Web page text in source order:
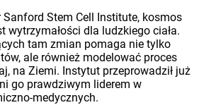
Stem Cell Institute, kosmos
wytrzymałości dla ludzkiego ciała.
tam zmian pomaga nie tylko
ale również modelować proces
na Ziemi. Instytut przeprowadził już
go prawdziwym liderem w
medycznych.